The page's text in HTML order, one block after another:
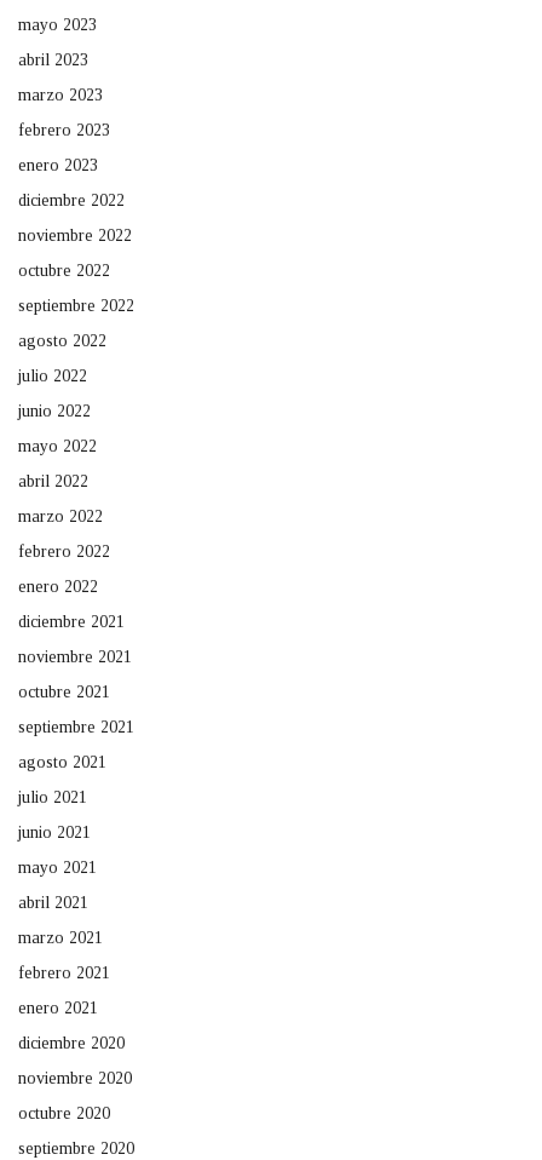
mayo 2023
abril 2023
marzo 2023
febrero 2023
enero 2023
diciembre 2022
noviembre 2022
octubre 2022
septiembre 2022
agosto 2022
julio 2022
junio 2022
mayo 2022
abril 2022
marzo 2022
febrero 2022
enero 2022
diciembre 2021
noviembre 2021
octubre 2021
septiembre 2021
agosto 2021
julio 2021
junio 2021
mayo 2021
abril 2021
marzo 2021
febrero 2021
enero 2021
diciembre 2020
noviembre 2020
octubre 2020
septiembre 2020